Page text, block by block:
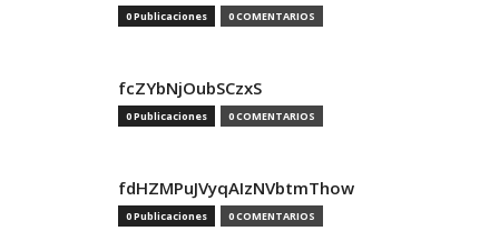
0 Publicaciones 0 COMENTARIOS
fcZYbNjOubSCzxS
0 Publicaciones 0 COMENTARIOS
fdHZMPuJVyqAIzNVbtmThow
0 Publicaciones 0 COMENTARIOS